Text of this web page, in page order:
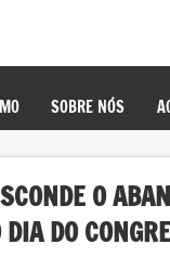
SOBRE NÓS
O
DO